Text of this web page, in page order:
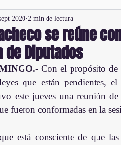
se reúne
de Diputados
2020 2 min de lectura
Con el propósito de
que están pendientes,
este jueves una reunión
fueron conformadas en la
está consciente de que